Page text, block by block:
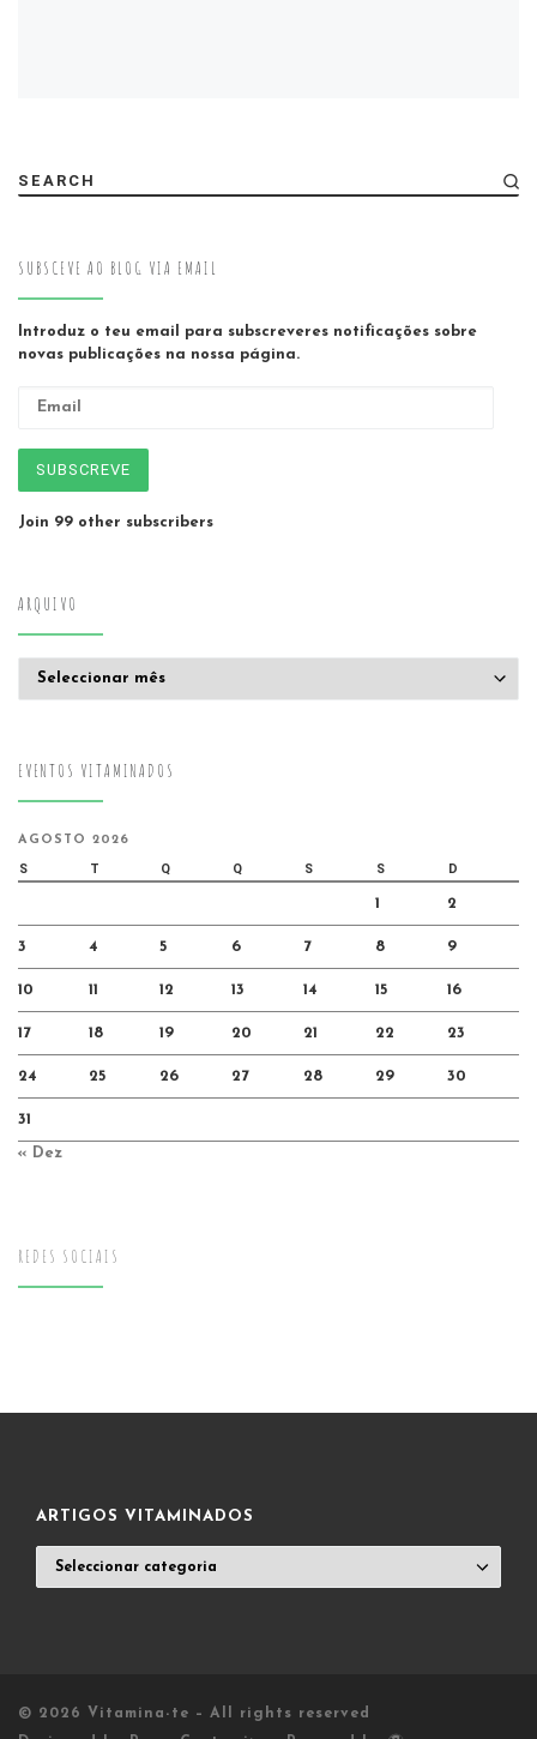
SEARCH
SUBSCEVE AO BLOG VIA EMAIL
Introduz o teu email para subscreveres notificações sobre
novas publicações na nossa página.
SUBSCREVE
Join 99 other subscribers
ARQUIVO
EVENTOS VITAMINADOS
AGOSTO 2026
S T Q Q S S D
1 2
3 4 5 6 7 8 9
10 11 12 13 14 15 16
17 18 19 20 21 22 23
24 25 26 27 28 29 30
31
« Dez
REDES SOCIAIS
ARTIGOS VITAMINADOS
VITAMINADOS
© 2026 Vitamina-te – All rights reserved